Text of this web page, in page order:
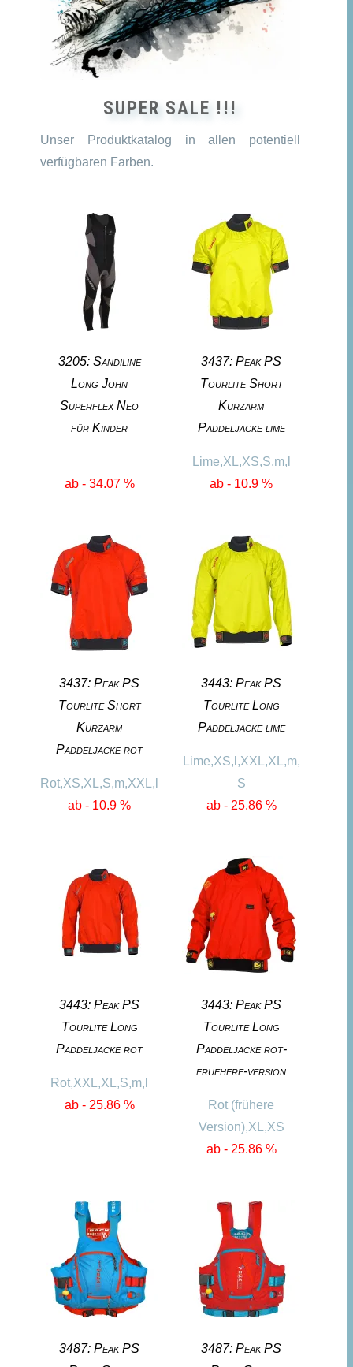
SUPER SALE !!!
Unser Produktkatalog in allen potentiell
verfügbaren Farben.
3205: Sandiline
Long John
Superflex Neo
für Kinder
ab - 34.07 %
3437: Peak PS
Tourlite Short
Kurzarm
Paddeljacke lime
Lime,XL,XS,S,m,l
ab - 10.9 %
3437: Peak PS
Tourlite Short
Kurzarm
Paddeljacke rot
Rot,XS,XL,S,m,XXL,l
ab - 10.9 %
3443: Peak PS
Tourlite Long
Paddeljacke lime
Lime,XS,l,XXL,XL,m,
S
ab - 25.86 %
3443: Peak PS
Tourlite Long
Paddeljacke rot
Rot,XXL,XL,S,m,l
ab - 25.86 %
3443: Peak PS
Tourlite Long
Paddeljacke rot-
fruehere-version
Rot (frühere
Version),XL,XS
ab - 25.86 %
3487: Peak PS
3487: Peak PS